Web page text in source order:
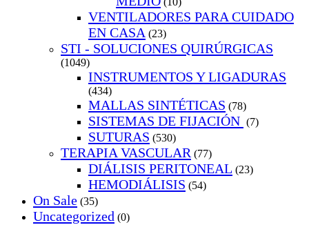
VENTILADORES PARA CUIDADO
EN CASA (23)
STI - SOLUCIONES QUIRÚRGICAS
(1049)
INSTRUMENTOS Y LIGADURAS
(434)
MALLAS SINTÉTICAS (78)
SISTEMAS DE FIJACIÓN (7)
SUTURAS (530)
TERAPIA VASCULAR (77)
DIÁLISIS PERITONEAL (23)
HEMODIÁLISIS (54)
On Sale (35)
Uncategorized (0)